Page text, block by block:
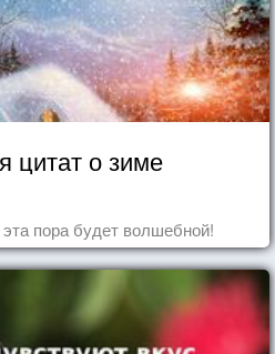
цитат о зиме
пора будет волшебной!